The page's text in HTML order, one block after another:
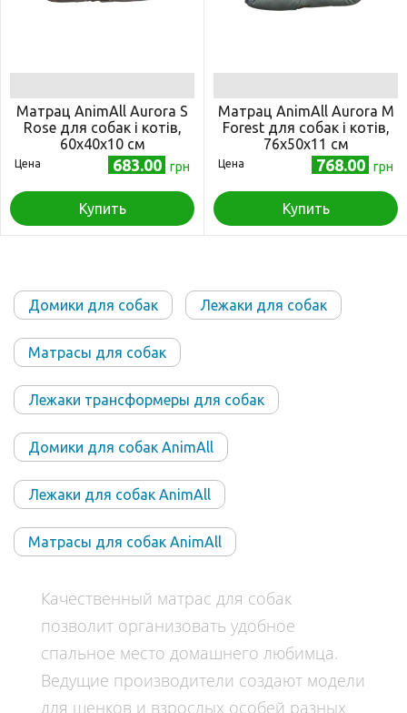
Матрац AnimAll Aurora S
Rose для собак і котів,
60x40x10 см
Цена 683.00 грн
Купить
Матрац AnimAll Aurora М
Forest для собак і котів,
76x50x11 см
Цена 768.00 грн
Купить
Домики для собак Лежаки для собак
Матрасы для собак
Лежаки трансформеры для собак
Домики для собак AnimAll
Лежаки для собак AnimAll
Матрасы для собак AnimAll
Качественный матрас для собак
позволит организовать удобное
спальное место домашнего любимца.
Ведущие производители создают модели
для щенков и взрослых особей разных